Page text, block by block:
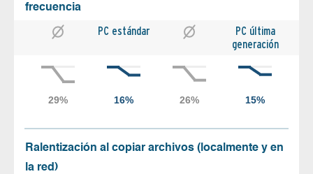
frecuencia
PC estándar
PC última
generación
Ralentización al copiar archivos (localmente y en
la red)